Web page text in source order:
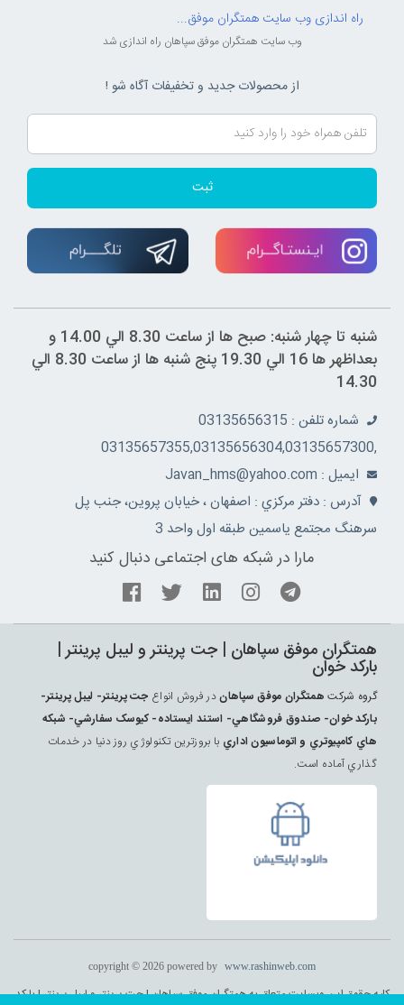
راه اندازی وب سایت همتگران موفق...
وب سایت همتگران موفق سپاهان راه اندازی شد
از محصولات جدید و تخفیفات آگاه شو !
ثبت
شنبه تا چهار شنبه: صبح ها از ساعت 8.30 الي 14.00 و
بعداظهر ها 16 الي 19.30 پنج شنبه ها از ساعت 8.30 الي
14.30
شماره تلفن : 03135656315
,03135657355,03135656304,03135657300
ايميل : Javan_hms@yahoo.com
آدرس : دفتر مرکزي : اصفهان ، خيابان پروين، جنب پل
سرهنگ مجتمع ياسمين طبقه اول واحد 3
مارا در شبکه های اجتماعی دنبال کنید
همتگران موفق سپاهان | جت پرينتر و ليبل پرينتر |
بارکد خوان
گروه شرکت همتگران موفق سپاهاندر فروش انواع جت پرينتر- ليبل پرينتر-
بارکد خوان- صندوق فروشگاهي- استند ايستاده- کيوسک سفارشي- شبکه
هاي کامپيوتري و اتوماسيون اداري با بروزترين تکنولوژي روز دنيا در خدمات
گذاري آماده است.
copyright © 2026 powered by www.rashinweb.com
کلیه حقوق این وبسایت متعلق به همتگران موفق سپاهان | جت پرينتر و ليبل پرينتر | بارکد